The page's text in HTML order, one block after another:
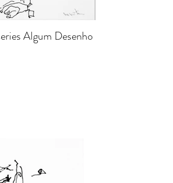
Algum Desenho